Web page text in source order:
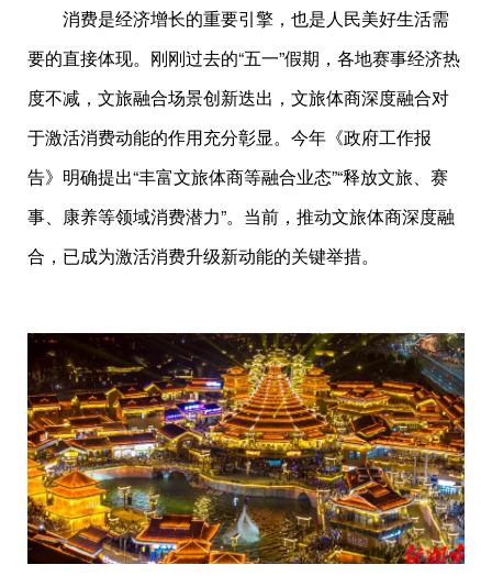
消费是经济增长的重要引擎，也是人民美好生活需
要的直接体现。刚刚过去的“五一”假期，各地赛事经济热
度不减，文旅融合场景创新迭出，文旅体商深度融合对
于激活消费动能的作用充分彰显。今年《政府工作报
告》明确提出“丰富文旅体商等融合业态”“释放文旅、赛
事、康养等领域消费潜力”。当前，推动文旅体商深度融
合，已成为激活消费升级新动能的关键举措。